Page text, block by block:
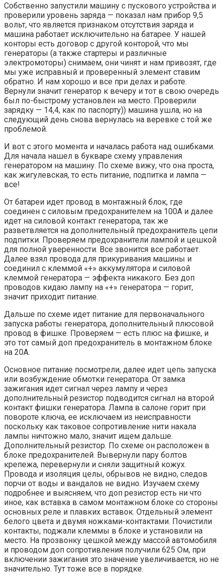
Собственно запустили машину с пускового устройства и
проверили уровень заряда — показал нам прибор 9,5
вольт, что является признаком отсутствия заряда и
машина работает исключительно на батарее. У нашей
конторы есть договор с другой конторой, что мы
генераторы (а также стартеры и различные
электромоторы) снимаем, они чинят и нам привозят, где
мы уже исправный и проверенный элемент ставим
обратно. И нам хорошо и все при делах и работе.
Вернули значит генератор к вечеру и тот в свою очередь
был по-быстрому установлен на место. Проверили
зарядку — 14,4, как по паспорту)) машина ушла, но на
следующий день снова вернулась на веревке с той же
проблемой.
И вот с этого момента и началась работа над ошибками.
Для начала нашел в букваре схему управления
генератором на машину. По схеме вижу, что она проста,
как жигулевская, то есть питание, подпитка и лампа —
все!
От батареи идет провод в монтажный блок, где
соединен с силовым предохранителем на 100А и далее
идет на силовой контакт генератора, так же
разветвляется на дополнительный предохранитель цепи
подпитки. Проверяем предохранители лампой и цешкой
для полной уверенности. Все звонится все работает.
Далее взял провода для прикуривания машины и
соединил с клеммой «+» аккумулятора и силовой
клеммой генератора — эффекта никакого. Без доп
проводов кидаю лампу на «+» генератора — горит,
значит приходит питание.
Дальше по схеме идет питание для первоначального
запуска работы генератора, дополнительный плюсовой
провод в фишке. Проверяем — есть плюс на фишке, и
это тот самый доп предохранитель в монтажном блоке
на 20А.
Основное питание посмотрели, далее идет цепь запуска
или возбуждение обмотки генератора. От замка
зажигания идет сигнал через лампу и через
дополнительный резистор подводится сигнал на второй
контакт фишки генератора. Лампа в салоне горит при
повороте ключа, ее исключаем из неисправности
поскольку как таковое сопротивление нити накала
лампы ничтожно мало, значит ищем дальше.
Дополнительный резистор. По схеме он расположен в
блоке предохранителей. Вывернули пару болтов
крепежа, перевернули и сняли защитный кожух.
Провода и изоляция целы, обрывов не видно, следов
порчи от воды и вандалов не видно. Изучаем схему
подробнее и выясняем, что доп резистор есть ни что
иное, как вставка в самом монтажном блоке со стороны
основных реле и плавких вставок. Отдельный элемент
белого цвета и двумя ножками-контактами. Почистили
контакты, поджали клеммы в блоке и установили на
место. На прозвонку цешкой между массой автомобиля
и проводом доп сопротивления получили 625 Ом, при
включении зажигания это значение увеличивается, но не
значительно. Тут тоже все в порядке.